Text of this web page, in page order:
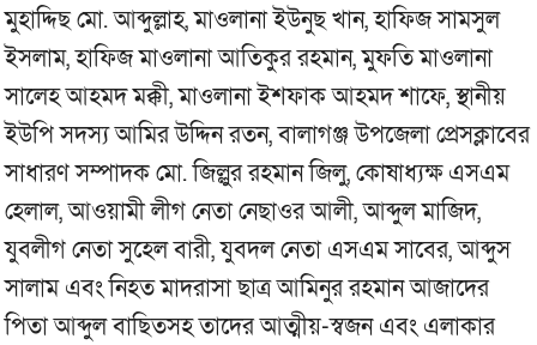
মুহাদ্দিছ মো. আব্দুল্লাহ, মাওলানা ইউনুছ খান, হাফিজ সামসুল
ইসলাম, হাফিজ মাওলানা আতিকুর রহমান, মুফতি মাওলানা
সালেহ আহমদ মক্কী, মাওলানা ইশফাক আহমদ শাফে, স্থানীয়
ইউপি সদস্য আমির উদ্দিন রতন, বালাগঞ্জ উপজেলা প্রেসক্লাবের
সাধারণ সম্পাদক মো. জিল্লুর রহমান জিলু, কোষাধ্যক্ষ এসএম
হেলাল, আওয়ামী লীগ নেতা নেছাওর আলী, আব্দুল মাজিদ,
যুবলীগ নেতা সুহেল বারী, যুবদল নেতা এসএম সাবের, আব্দুস
সালাম এবং নিহত মাদরাসা ছাত্র আমিনুর রহমান আজাদের
পিতা আব্দুল বাছিতসহ তাদের আত্মীয়-স্বজন এবং এলাকার